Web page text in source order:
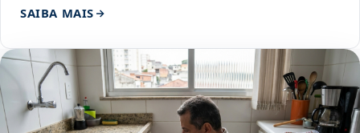
SAIBA MAIS